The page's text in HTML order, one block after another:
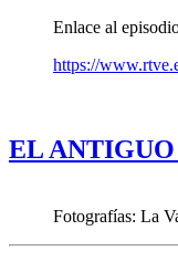
Enlace al
https://
EL
Fotografías: La